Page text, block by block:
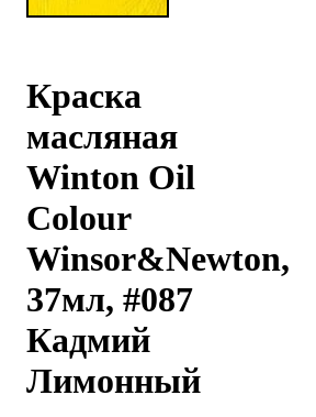
Краска
масляная
Winton Oil
Colour
Winsor&Newton,
37мл, #087
Кадмий
Лимонный